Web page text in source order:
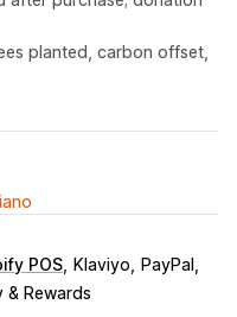
planted, carbon offset,
POS Klaviyo
PayPal
Rewards